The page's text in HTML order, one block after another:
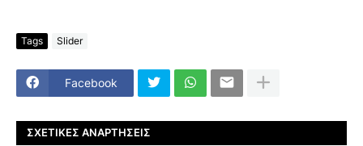
Tags Slider
Facebook
ΣΧΕΤΙΚΈΣ ΑΝΑΡΤΉΣΕΙΣ